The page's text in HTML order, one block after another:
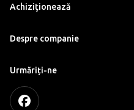
Achiziţionează
Despre companie
Urmăriți-ne